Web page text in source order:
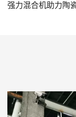
强力混合机助力陶